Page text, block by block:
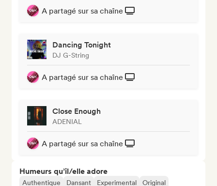
A partagé sur sa chaîne
Dancing Tonight
DJ G-String
A partagé sur sa chaîne
Close Enough
ADENIAL
A partagé sur sa chaîne
Humeurs qu’il/elle adore
Authentique Dansant Experimental
Original